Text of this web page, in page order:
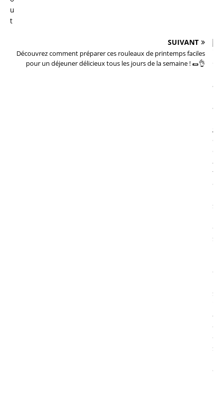
SUIVANT
Découvrez comment préparer ces rouleaux de printemps faciles
pour un déjeuner délicieux tous les jours de la semaine ! 🌯👌